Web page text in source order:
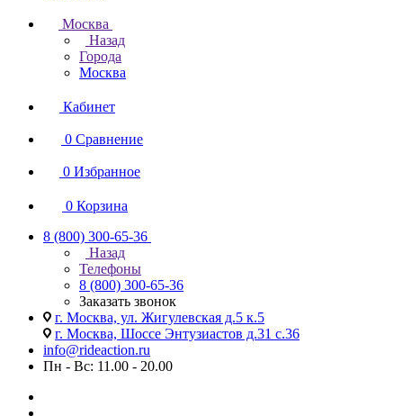
Москва
Назад
Города
Москва
Кабинет
0 Сравнение
0 Избранное
0 Корзина
8 (800) 300-65-36
Назад
Телефоны
8 (800) 300-65-36
Заказать звонок
г. Москва, ул. Жигулевская д.5 к.5
г. Москва, Шоссе Энтузиастов д.31 с.36
info@rideaction.ru
Пн - Вс: 11.00 - 20.00